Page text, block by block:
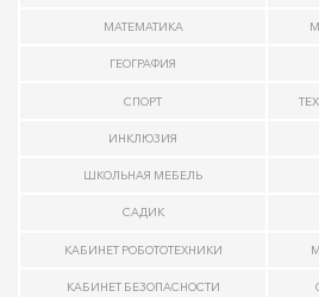
МАТЕМАТИКА
ГЕОГРАФИЯ
СПОРТ
ИНКЛЮЗИЯ
ШКОЛЬНАЯ МЕБЕЛЬ
САДИК
КАБИНЕТ РОБОТОТЕХНИКИ
КАБИНЕТ БЕЗОПАСНОСТИ